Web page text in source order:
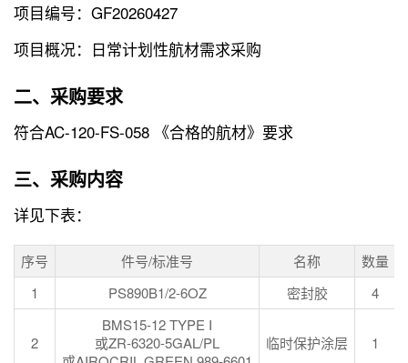
项目编号：GF20260427
项目概况：日常计划性航材需求采购
二、采购要求
符合AC-120-FS-058 《合格的航材》要求
三、采购内容
详见下表：
序号 件号/标准号 名称 数量
1
PS890B1/2-6OZ 密封胶 4
2
BMS15-12 TYPE I
或ZR-6320-5GAL/PL
临时保护涂层 1